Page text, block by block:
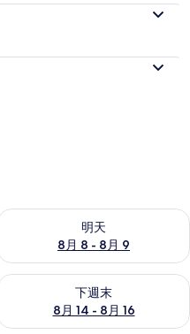
明天
8月 8 - 8月 9
看明天 (8月 8 - 8月 9) 的供
況
下週末
8月 14 - 8月 16
看下週末 (8月 14 - 8月 16)